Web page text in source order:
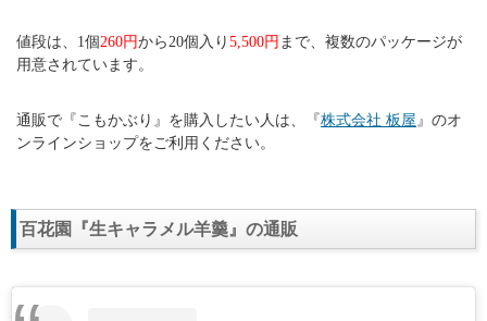
値段は、1個260円から20個入り 5,500円 まで、複数のパッケージが
用意されています。
通販で『こもかぶり』を購入したい人は、『株式会社 板屋 』のオ
ンラインショップをご利用ください。
百花園『生キャラメル羊羹』の通販